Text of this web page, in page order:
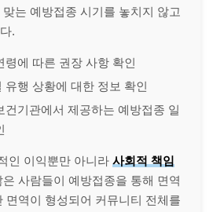
는 예방접종 시기를 놓치지 않고
.
령에 따른 권장 사항 확인
유행 상황에 대한 정보 확인
건기관에서 제공하는 예방접종 일
인 이익뿐만 아니라 사회적 책임
사람들이 예방접종을 통해 면역
면역이 형성되어 커뮤니티 전체를